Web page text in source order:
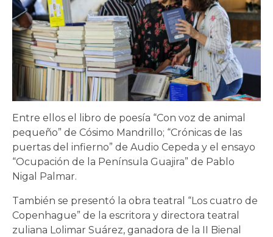
Entre ellos el libro de poesía “Con voz de animal
pequeño” de Cósimo Mandrillo; “Crónicas de las
puertas del infierno” de Audio Cepeda y el ensayo
“Ocupación de la Península Guajira” de Pablo
Nigal Palmar.
También se presentó la obra teatral “Los cuatro de
Copenhague” de la escritora y directora teatral
zuliana Lolimar Suárez, ganadora de la II Bienal